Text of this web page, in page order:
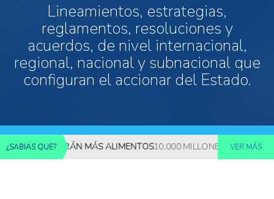
Lineamientos, estrategias,
reglamentos, resoluciones y
acuerdos, de nivel internacional,
regional, nacional y subnacional que
configuran el accionar del Estado.
¿SABIAS QUE?
REQUERIRÁN MÁS ALIMENTOS10.000 MILLONES DE PERSONAS
VER MÁS